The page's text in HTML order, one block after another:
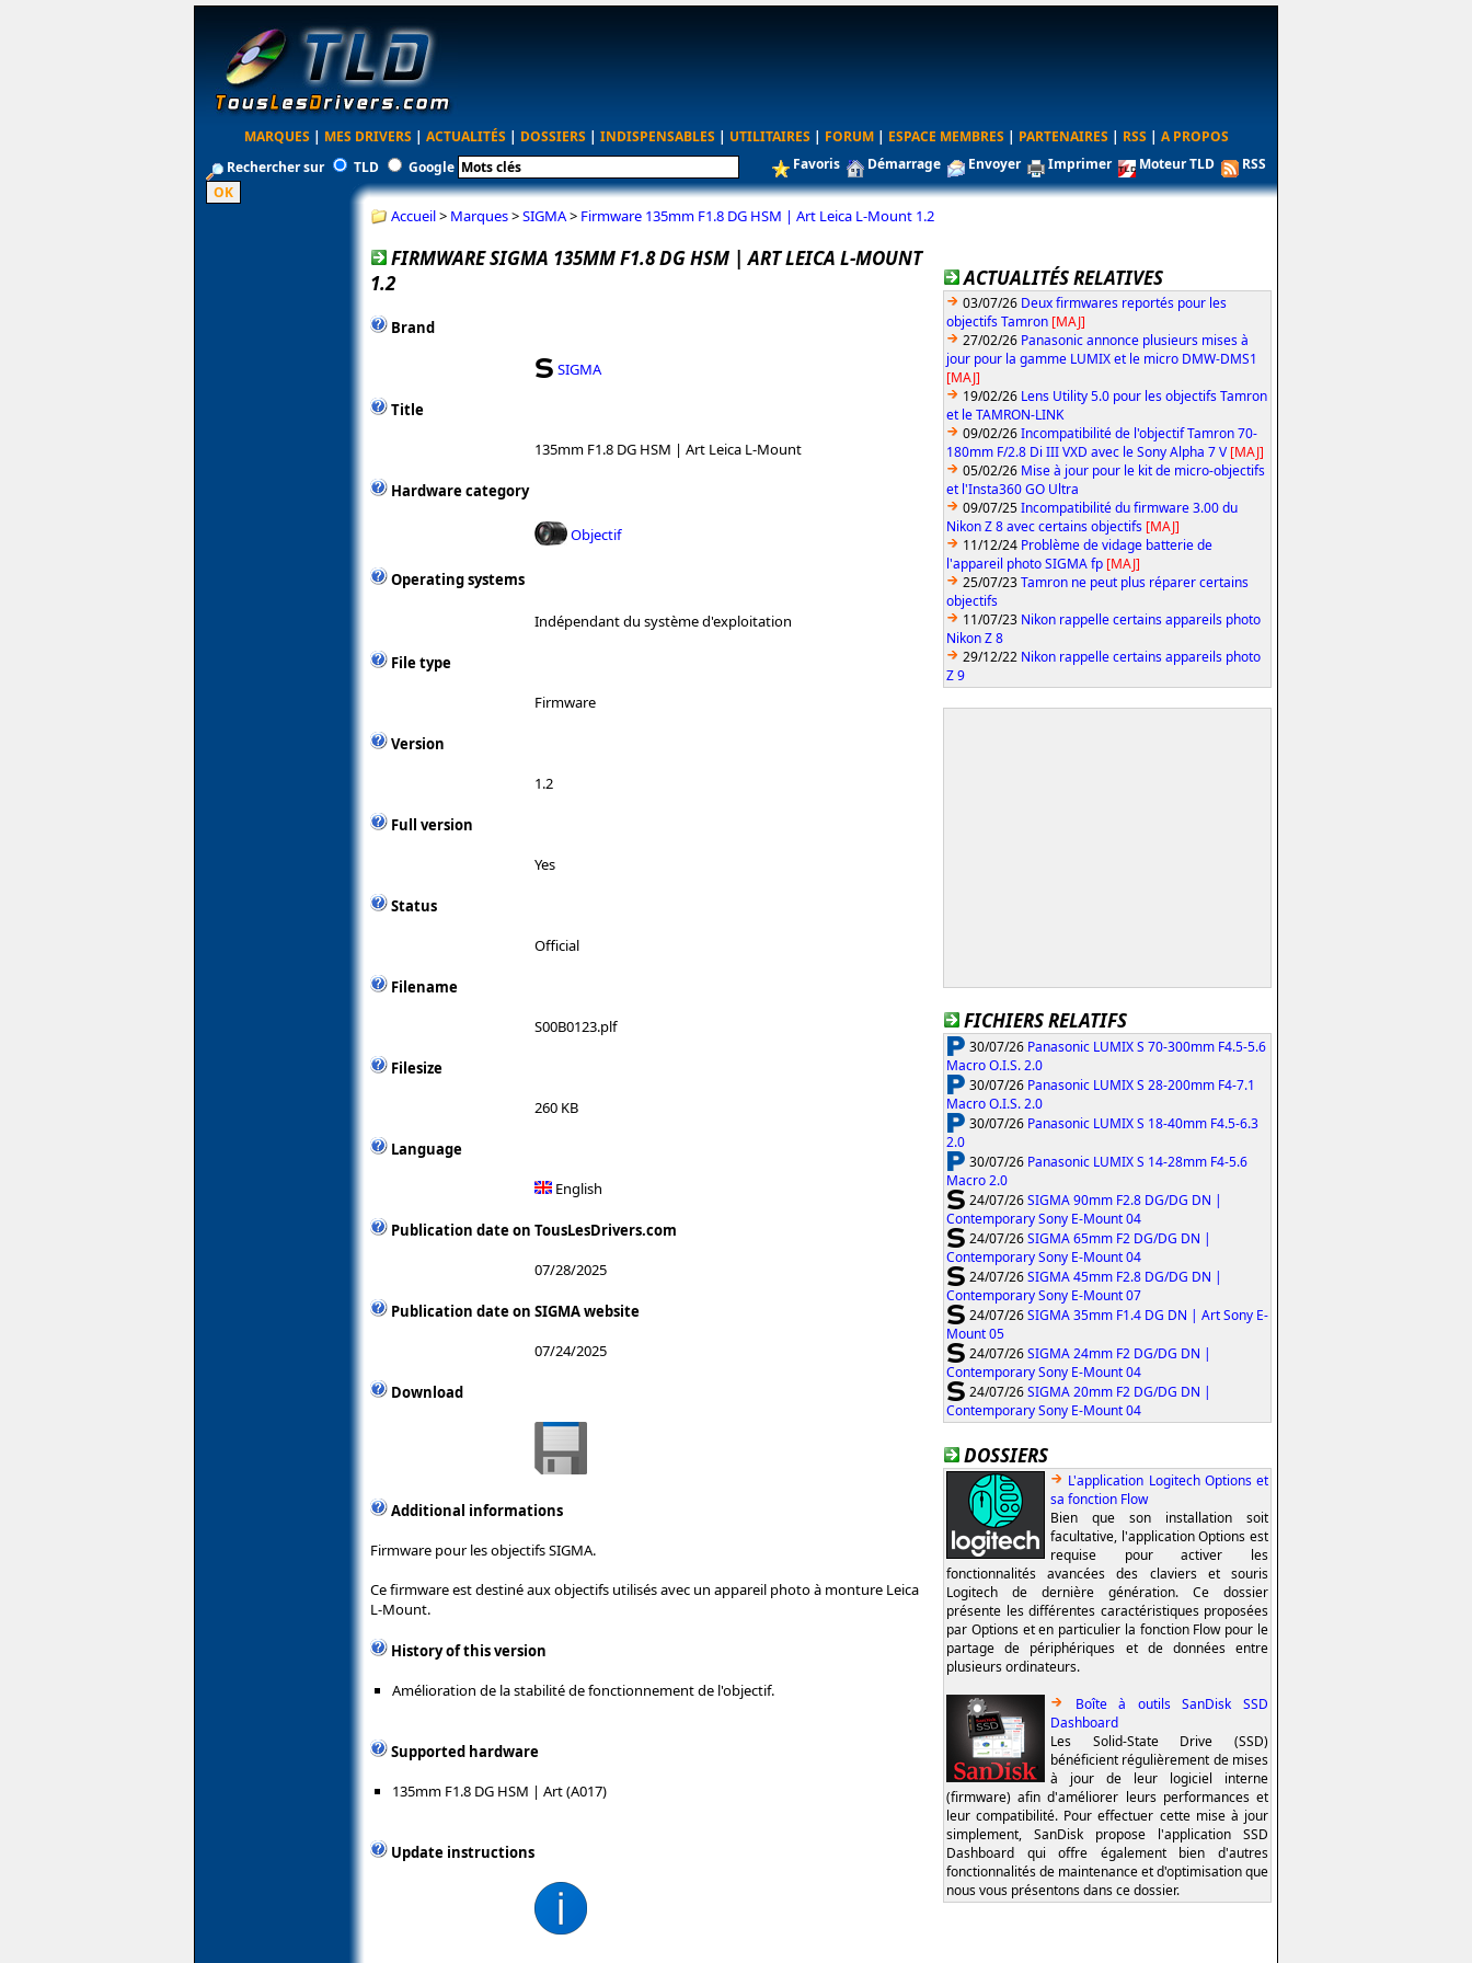
MARQUES | MES DRIVERS | ACTUALITÉS | DOSSIERS | INDISPENSABLES | UTILITAIRES | FORUM | ESPACE MEMBRES | PARTENAIRES | RSS | A PROPOS
Rechercher sur
TLD Google Favoris Démarrage Envoyer Imprimer Moteur TLD RSS
Accueil> Marques>SIGMA> Firmware 135mm F1.8 DG HSM | Art Leica L-Mount 1.2
FIRMWARE SIGMA 135MM F1.8 DG HSM | ART LEICA L-MOUNT
1.2
Brand
SIGMA
Title
135mm F1.8 DG HSM | Art Leica L-Mount
Hardware category
Objectif
Operating systems
Indépendant du système d'exploitation
File type
Firmware
Version
1.2
Full version
Yes
Status
Official
Filename
S00B0123.plf
Filesize
260 KB
Language
English
Publication date on TousLesDrivers.com
07/28/2025
Publication date on SIGMA website
07/24/2025
Download
Additional informations
Firmware pour les objectifs SIGMA.
Ce firmware est destiné aux objectifs utilisés avec un appareil photo à monture Leica
L-Mount.
History of this version
Amélioration de la stabilité de fonctionnement de l'objectif.
Supported hardware
135mm F1.8 DG HSM | Art (A017)
Update instructions
ACTUALITÉS RELATIVES
03/07/26 Deux firmwares reportés pour les
objectifs Tamron [MAJ]
27/02/26 Panasonic annonce plusieurs mises à
jour pour la gamme LUMIX et le micro DMW-DMS1
[MAJ]
19/02/26 Lens Utility 5.0 pour les objectifs Tamron
et le TAMRON-LINK
09/02/26Incompatibilité de l'objectif Tamron 70-
180mm F/2.8 Di III VXD avec le Sony Alpha 7 V [MAJ]
05/02/26 Mise à jour pour le kit de micro-objectifs
et l'Insta360 GO Ultra
09/07/25Incompatibilité du firmware 3.00 du
Nikon Z 8 avec certains objectifs [MAJ]
11/12/24 Problème de vidage batterie de
l'appareil photo SIGMA fp [MAJ]
25/07/23Tamron ne peut plus réparer certains
objectifs
11/07/23 Nikon rappelle certains appareils photo
Nikon Z 8
29/12/22 Nikon rappelle certains appareils photo
Z 9
FICHIERS RELATIFS
30/07/26 Panasonic LUMIX S 70-300mm F4.5-5.6
Macro O.I.S. 2.0
30/07/26 Panasonic LUMIX S 28-200mm F4-7.1
Macro O.I.S. 2.0
30/07/26 Panasonic LUMIX S 18-40mm F4.5-6.3
2.0
30/07/26 Panasonic LUMIX S 14-28mm F4-5.6
Macro 2.0
24/07/26SIGMA 90mm F2.8 DG/DG DN |
Contemporary Sony E-Mount 04
24/07/26SIGMA 65mm F2 DG/DG DN |
Contemporary Sony E-Mount 04
24/07/26SIGMA 45mm F2.8 DG/DG DN |
Contemporary Sony E-Mount 07
24/07/26SIGMA 35mm F1.4 DG DN | Art Sony E-
Mount 05
24/07/26SIGMA 24mm F2 DG/DG DN |
Contemporary Sony E-Mount 04
24/07/26SIGMA 20mm F2 DG/DG DN |
Contemporary Sony E-Mount 04
DOSSIERS
L'application Logitech Options et
sa fonction Flow
Bien que son installation soit
facultative, l'application Options est
requise pour activer les
fonctionnalités avancées des claviers et souris
Logitech de dernière génération. Ce dossier
présente les différentes caractéristiques proposées
par Options et en particulier la fonction Flow pour le
partage de périphériques et de données entre
plusieurs ordinateurs.
Boîte à outils SanDisk SSD
Dashboard
Les Solid-State Drive (SSD)
bénéficient régulièrement de mises
à jour de leur logiciel interne
(firmware) afin d'améliorer leurs performances et
leur compatibilité. Pour effectuer cette mise à jour
simplement, SanDisk propose l'application SSD
Dashboard qui offre également bien d'autres
fonctionnalités de maintenance et d'optimisation que
nous vous présentons dans ce dossier.